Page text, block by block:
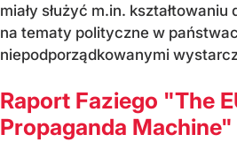
miały służyć m.in.
na tematy polityczne w
niepodporządkowanymi
Raport Faziego "The
Propaganda Machine"